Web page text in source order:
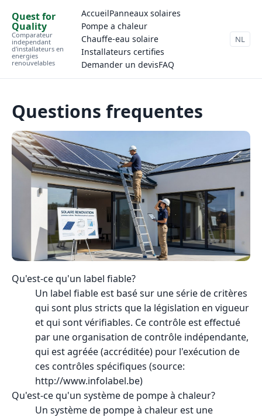
Quest for
Quality
Comparateur
independant
d'installateurs en
energies
renouvelables
AccueilPanneaux solaires
Pompe a chaleur
Chauffe-eau solaire
Installateurs certifies
Demander un devisFAQ
NL
Questions frequentes
Qu'est-ce qu'un label fiable?
Un label fiable est basé sur une série de critères
qui sont plus stricts que la législation en vigueur
et qui sont vérifiables. Ce contrôle est effectué
par une organisation de contrôle indépendante,
qui est agréée (accréditée) pour l'exécution de
ces contrôles spécifiques (source:
http://www.infolabel.be)
Qu'est-ce qu'un système de pompe à chaleur?
Un système de pompe à chaleur est une